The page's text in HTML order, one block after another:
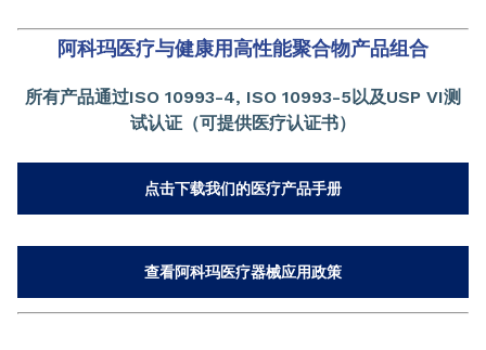
阿科玛医疗与健康用高性能聚合物产品组合
所有产品通过ISO 10993-4, ISO 10993-5以及USP VI测
试认证（可提供医疗认证书）
点击下载我们的医疗产品手册
查看阿科玛医疗器械应用政策